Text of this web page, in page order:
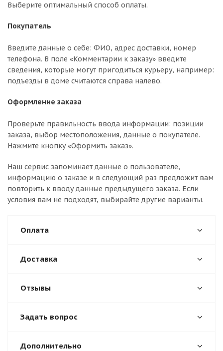
Выберите оптимальный способ оплаты.
Покупатель
Введите данные о себе: ФИО, адрес доставки, номер
телефона. В поле «Комментарии к заказу» введите
сведения, которые могут пригодиться курьеру, например:
подъезды в доме считаются справа налево.
Оформление заказа
Проверьте правильность ввода информации: позиции
заказа, выбор местоположения, данные о покупателе.
Нажмите кнопку «Оформить заказ».
Наш сервис запоминает данные о пользователе,
информацию о заказе и в следующий раз предложит вам
повторить к вводу данные предыдущего заказа. Если
условия вам не подходят, выбирайте другие варианты.
Оплата
Доставка
Отзывы
Задать вопрос
Дополнительно